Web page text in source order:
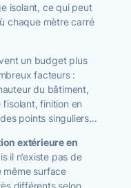
isolant, ce qui peut
chaque mètre carré
un budget plus
facteurs :
du bâtiment,
finition en
points singuliers…
extérieure en
il n’existe pas de
même surface
différents selon